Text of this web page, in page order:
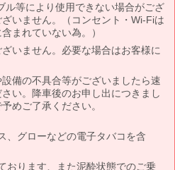
ル等により使用できない場合がござ
いません。（コンセント・Wi-Fiは
まれていない為。）
いません。必要な場合はお客様に
備の不具合等がございましたら速
い。降車後のお申し出につきまし
めご了承ください。
、グローなどの電子タバコを含
おります、また泥酔状態でのご乗